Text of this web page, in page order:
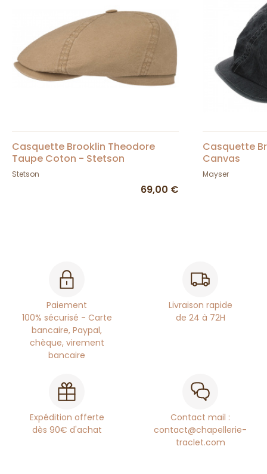
Casquette Brooklin Theodore
Taupe Coton - Stetson
Stetson
69,00 €
Casquette
Canvas
Mayser
Paiement
100% sécurisé - Carte
bancaire, Paypal,
chèque, virement
bancaire
Livraison rapide
de 24 à 72H
Expédition offerte
dès 90€ d'achat
Contact mail :
contact@chapellerie-
traclet.com